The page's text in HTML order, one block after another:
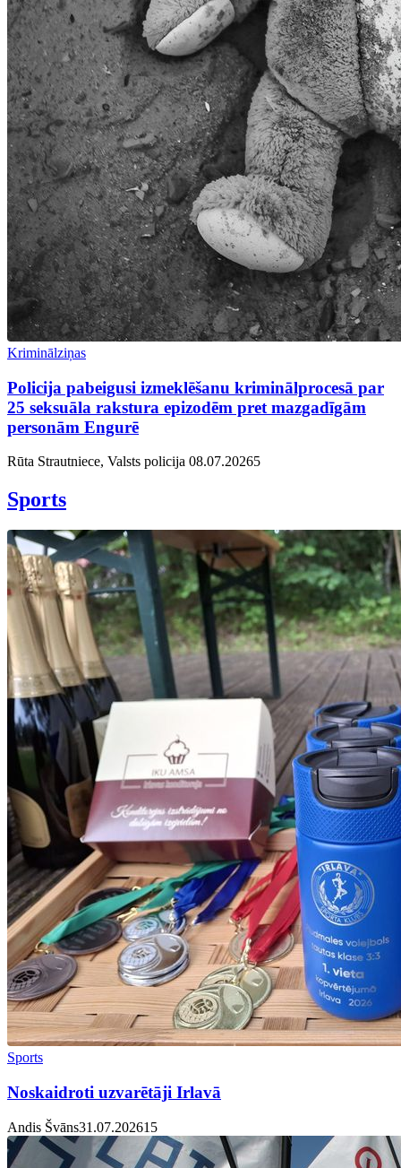
Kriminālziņas
Policija pabeigusi izmeklēšanu kriminālprocesā par
25 seksuāla rakstura epizodēm pret mazgadīgām
personām Engurē
Rūta Strautniece, Valsts policija 08.07.20265
Sports
Sports
Noskaidroti uzvarētāji Irlavā
Andis Švāns31.07.20261 5